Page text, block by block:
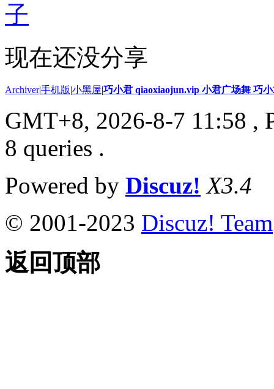
子
现在还没分享
Archiver|手机版|小黑屋|巧小君 qiaoxiaojun.vip 小君广场舞 巧
GMT+8, 2026-8-7 11:58 ,
8 queries .
Powered by Discuz! X3.4
© 2001-2023 Discuz! Team
返回顶部